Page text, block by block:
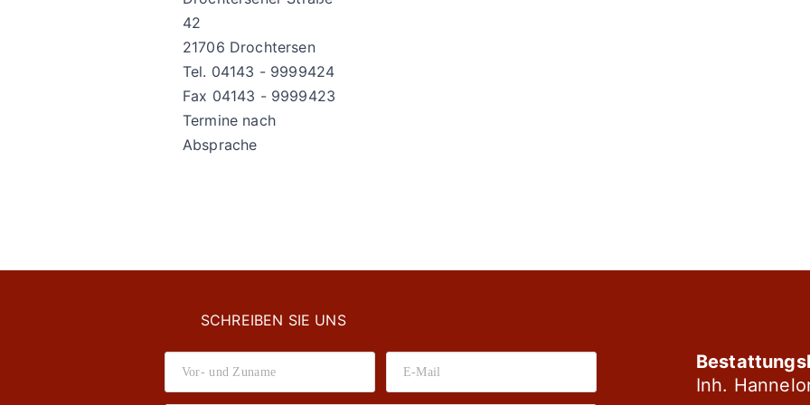
42
21706 Drochtersen
Tel. 04143 - 9999424
Fax 04143 - 9999423
Termine nach
Absprache
SCHREIBEN SIE UNS
Inh.